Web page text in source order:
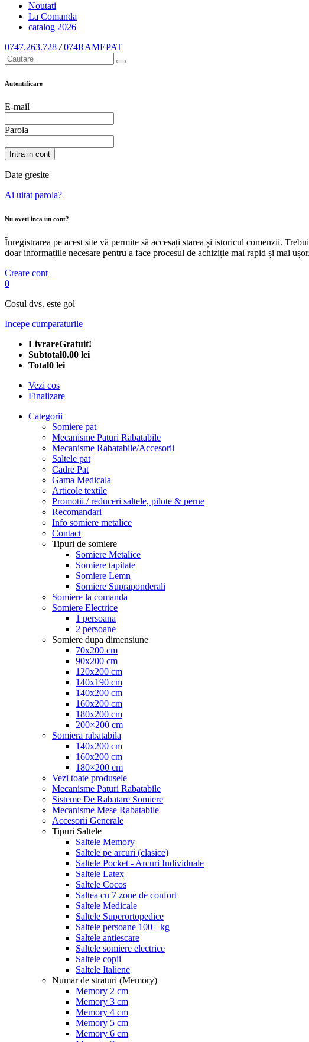
Noutati
La Comanda
catalog 2026
0747.263.728 / 074RAMEPAT
Autentificare
E-mail
Parola
Intra in cont
Date gresite
Ai uitat parola?
Nu aveti inca un cont?
Înregistrarea pe acest site vă permite să accesați starea și istoricul comenzii.
doar informațiile necesare pentru a face procesul de achiziție mai rapid și mai ușor.
Creare cont
0
Cosul dvs. este gol
Incepe cumparaturile
LivrareGratuit!
Subtotal0.00 lei
Total0 lei
Vezi cos
Finalizare
Categorii
Somiere pat
Mecanisme Paturi Rabatabile
Mecanisme Rabatabile/Accesorii
Saltele pat
Cadre Pat
Gama Medicala
Articole textile
Promotii / reduceri saltele, pilote & perne
Recomandari
Info somiere metalice
Contact
Tipuri de somiere
Somiere Metalice
Somiere tapitate
Somiere Lemn
Somiere Supraponderali
Somiere la comanda
Somiere Electrice
1 persoana
2 persoane
Somiere dupa dimensiune
70x200 cm
90x200 cm
120x200 cm
140x190 cm
140x200 cm
160x200 cm
180x200 cm
200×200 cm
Somiera rabatabila
140x200 cm
160x200 cm
180×200 cm
Vezi toate produsele
Mecanisme Paturi Rabatabile
Sisteme De Rabatare Somiere
Mecanisme Mese Rabatabile
Accesorii Generale
Tipuri Saltele
Saltele Memory
Saltele pe arcuri (clasice)
Saltele Pocket - Arcuri Individuale
Saltele Latex
Saltele Cocos
Saltea cu 7 zone de confort
Saltele Medicale
Saltele Superortopedice
Saltele persoane 100+ kg
Saltele antiescare
Saltele somiere electrice
Saltele copii
Saltele Italiene
Numar de straturi (Memory)
Memory 2 cm
Memory 3 cm
Memory 4 cm
Memory 5 cm
Memory 6 cm